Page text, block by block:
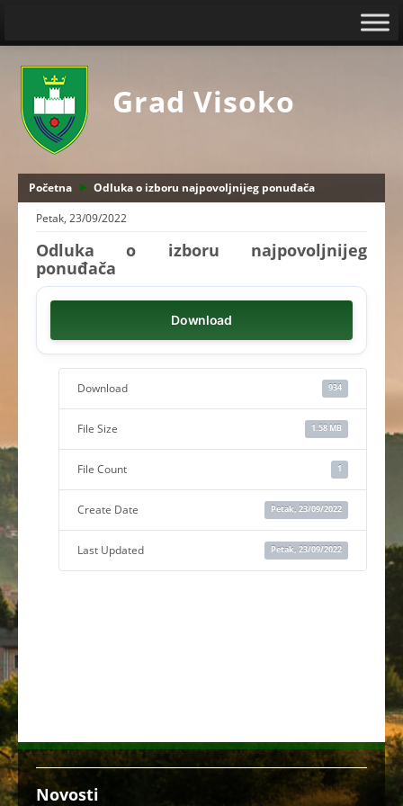
Grad Visoko
Početna
Odluka o izboru najpovoljnijeg ponuđača
Petak, 23/09/2022
Odluka o izboru najpovoljnijeg
ponuđača
Download
Download 934
File Size 1.58 MB
File Count 1
Create Date Petak, 23/09/2022
Last Updated Petak, 23/09/2022
Novosti